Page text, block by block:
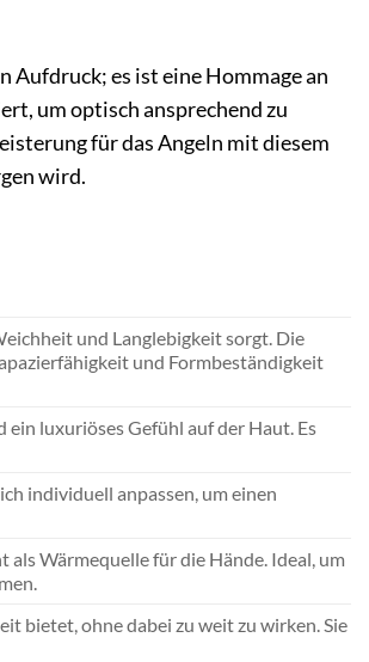
Aufdruck; es ist eine Hommage an
um optisch ansprechend zu
für das Angeln mit diesem
wird.
und Langlebigkeit sorgt. Die
und Formbeständigkeit
luxuriöses Gefühl auf der Haut. Es
individuell anpassen, um einen
Wärmequelle für die Hände. Ideal, um
bietet, ohne dabei zu weit zu wirken. Sie